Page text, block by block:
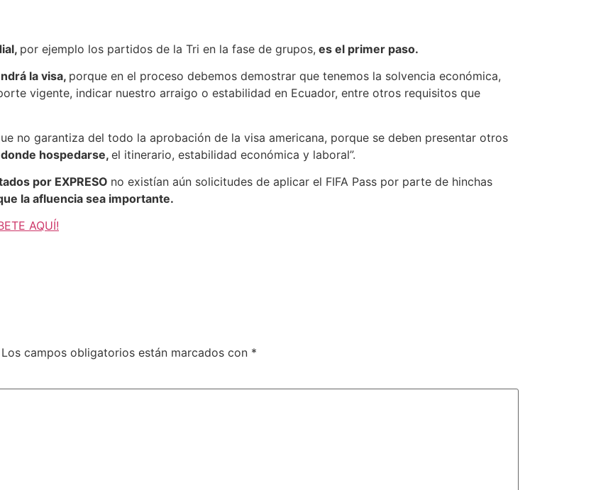
por ejemplo los partidos de la Tri en la fase de grupos, es el primer paso.
la visa, porque en el proceso debemos demostrar que tenemos la solvencia económica,
vigente, indicar nuestro arraigo o estabilidad en Ecuador, entre otros requisitos que
no garantiza del todo la aprobación de la visa americana, porque se deben presentar otros
hospedarse, el itinerario, estabilidad económica y laboral”.
por EXPRESO no existían aún solicitudes de aplicar el FIFA Pass por parte de hinchas
la afluencia sea importante.
AQUÍ!
Los campos obligatorios están marcados con *